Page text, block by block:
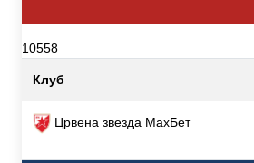
10558
Клуб
Црвена звезда МаxБет